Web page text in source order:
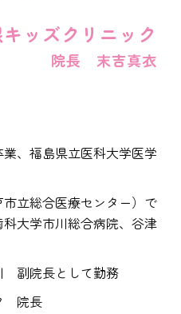
ッズクリニック
院長 末吉真衣
、福島県立医科大学医学
立総合医療センター）で
大学市川総合病院、谷津
副院長として勤務
院長